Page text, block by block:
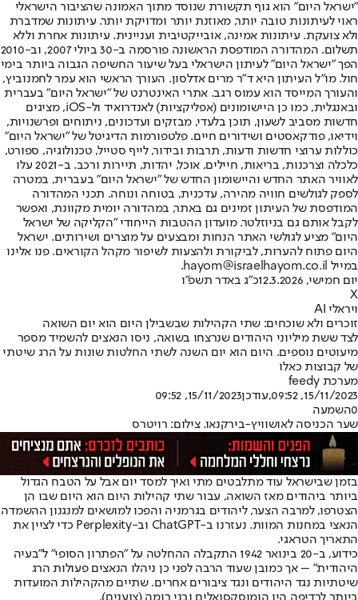
"ישראל היום" הוא גוף תקשורת שנוסד מתוך האמונה שהציבור הישראלי
ראוי לעיתונות טובה יותר, מאוזנת יותר ומדויקת יותר. עיתונות שמדברת
ולא צועקת. עיתונות אמינה, אובייקטיבית ועניינית. עיתונות אחרת וללא
תשלום. המהדורה המודפסת הראשונה פורסמה ב-30 ביולי 2007, וב-2010
הפך "ישראל היום" לעיתון הישראלי בעל שיעור החשיפה הגבוה ביותר בימי
חול. מו"ל העיתון היא ד"ר מרים אדלסון. העורך הראשי הוא עמר לחמנוביץ,
והעורך המייסד הוא עמוס רגב. אתרי האינטרנט של "ישראל היום" בעברית
ובאנגלית, כמו כן היישומונים (אפליקציות) לאנדרואיד ול-iOS, מציגים
חדשות מסביב לשעון, תוכן בלעדי, מבזקים ועדכונים, ניתוחים ופרשנויות,
וידיאו, פודקאסטים ושידורים חיים. פלטפורמות הדיגיטל של "ישראל היום"
כוללות ערוצי חדשות ודעות, תרבות ובידור, לייף סטייל, טכנולוגיה, ספורט,
כלכלה וצרכנות, בריאות, חיילים, אוכל, יהדות, תיירות ורכב. ב-2021 עלו
לאוויר האתר החדש והיישומון החדש של "ישראל היום" בעברית, במטרה
לספק לגולשים חוויה מהירה, עדכנית, בטוחה ונוחה. תכני המהדורה
המודפסת של העיתון זמינים גם באתר, במהדורה יומית מקוונת, ואפשר
לקבל אותם גם בניוזלטר. מועדון ההטבות הייחודי "הקליקה של ישראל
היום" מציע לגולשי האתר הנחות ומבצעים על מוצרים ושירותים. ישראל
היום פתוח להערות, לביקורת ולהצעות לשיפור מקהל הקוראים. פנו אלינו
במייל hayom@israelhayom.co.il.
יום חמישי, 12.3.2026
כ"ג באדר תשפ"ו
X
ויראלי AI
זוכרים ולא שוכחים: שתי הקהילות שבשבילן היום הוא יום השואה
לצד ששת מיליוני היהודים שנרצחו בשואה, ניסו הנאצים להשמיד מספר
מיעוטים נוספים. היום הוא יום השנה לשתי החלטות שונות על הרג שיטתי
של קבוצות כאלו
מערכת feedy
15/11/2023, 09:52
,עודכן15/11/2023, 09:52
0השמעה
שער הכניסה לאושוויץ-בירקנאו. צילום: רויטרס
בזמן שבישראל עוד מתלבטים מתי ואיך למסד יום אבל על הטבח הגדול
ביותר ביהודים מאז השואה, עבור שתי קהילות היום הוא היום שבו הן
הצטרפו, למרבה הצער, ליהודים בגרמניה והפכו למושאים למנגנון ההשמדה
הנאצי במחנות המוות. נעזרנו ב-ChatGPT וב-Perplexity כדי לציין את
התאריך הטראגי.
כידוע, ב-20 בינואר 1942 התקבלה ההחלטה על "הפתרון הסופי" ל"בעיה
היהודית" – אך כמובן שעוד הרבה לפני כן ניהלו הנאצים פעולות הרג
שיטתיות נגד היהודים ונגד ציבורים אחרים. שתיים מהקהילות המועדות